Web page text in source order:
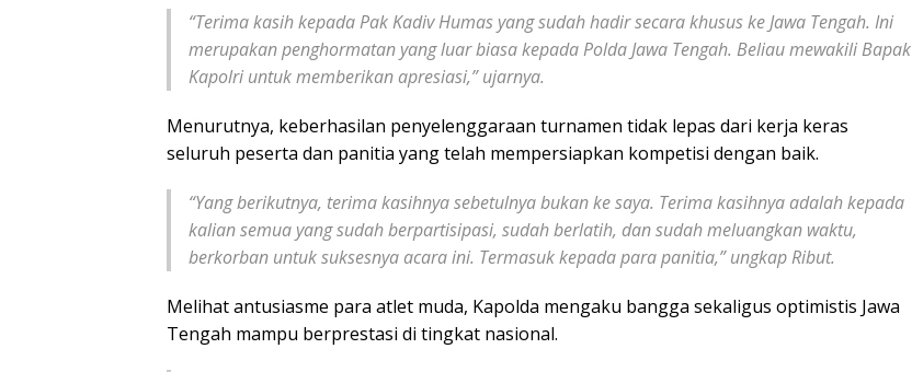
“Terima kasih kepada Pak Kadiv Humas yang sudah hadir secara khusus ke Jawa Tengah. Ini
merupakan penghormatan yang luar biasa kepada Polda Jawa Tengah. Beliau mewakili Bapak
Kapolri untuk memberikan apresiasi,” ujarnya.
Menurutnya, keberhasilan penyelenggaraan turnamen tidak lepas dari kerja keras
seluruh peserta dan panitia yang telah mempersiapkan kompetisi dengan baik.
“Yang berikutnya, terima kasihnya sebetulnya bukan ke saya. Terima kasihnya adalah kepada
kalian semua yang sudah berpartisipasi, sudah berlatih, dan sudah meluangkan waktu,
berkorban untuk suksesnya acara ini. Termasuk kepada para panitia,” ungkap Ribut.
Melihat antusiasme para atlet muda, Kapolda mengaku bangga sekaligus optimistis Jawa
Tengah mampu berprestasi di tingkat nasional.